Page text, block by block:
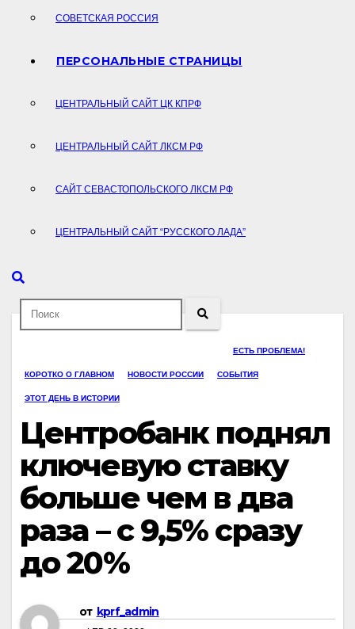
СОВЕТСКАЯ РОССИЯ
ПЕРСОНАЛЬНЫЕ СТРАНИЦЫ
ЦЕНТРАЛЬНЫЙ САЙТ ЦК КПРФ
ЦЕНТРАЛЬНЫЙ САЙТ ЛКСМ РФ
САЙТ СЕВАСТОПОЛЬСКОГО ЛКСМ РФ
ЦЕНТРАЛЬНЫЙ САЙТ “РУССКОГО ЛАДА”
ЕСТЬ ПРОБЛЕМА!
КОРОТКО О ГЛАВНОМ НОВОСТИ РОССИИ СОБЫТИЯ
ЭТОТ ДЕНЬ В ИСТОРИИ
Центробанк поднял
ключевую ставку
больше чем в два
раза – с 9,5% сразу
до 20%
от kprf_admin